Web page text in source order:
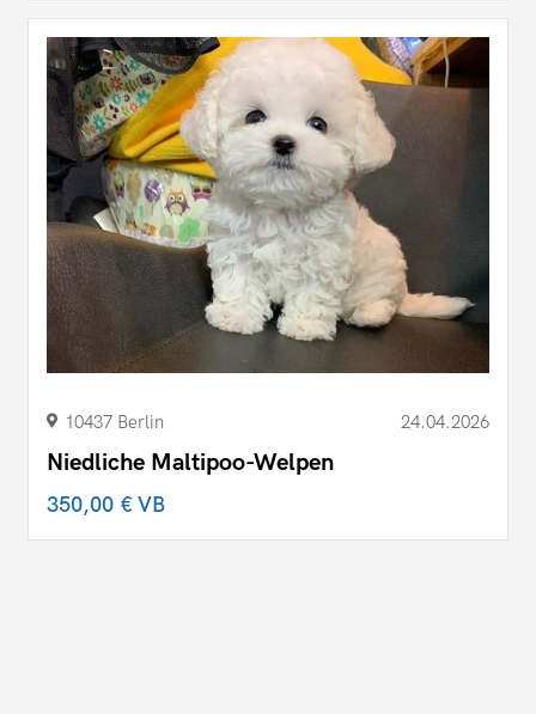
10437 Berlin 24.04.2026
Niedliche Maltipoo-Welpen
350,00 €VB